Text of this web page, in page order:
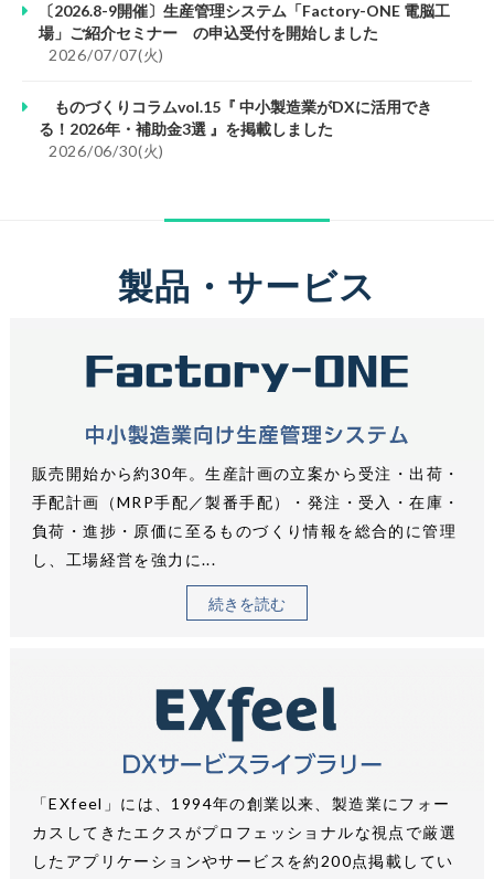
〔2026.8-9開催〕生産管理システム「Factory-ONE 電脳工
場」ご紹介セミナー の申込受付を開始しました
ものづくりコラムvol.15『 中小製造業がDXに活用でき
る！2026年・補助金3選 』を掲載しました
製品・サービス
販売開始から約30年。生産計画の立案から受注・出荷・
手配計画（MRP手配／製番手配）・発注・受入・在庫・
負荷・進捗・原価に至るものづくり情報を総合的に管理
し、工場経営を強力に...
続きを読む
「EXfeel」には、1994年の創業以来、製造業にフォー
カスしてきたエクスがプロフェッショナルな視点で厳選
したアプリケーションやサービスを約200点掲載してい